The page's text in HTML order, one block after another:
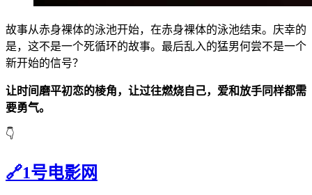
故事从赤身裸体的泳池开始，在赤身裸体的泳池结束。庆幸的
是，这不是一个死循环的故事。最后乱入的猛男何尝不是一个
新开始的信号？
让时间磨平初恋的棱角，让过往燃烧自己，爱和放手同样都需
要勇气。
👇
🔗1号电影网